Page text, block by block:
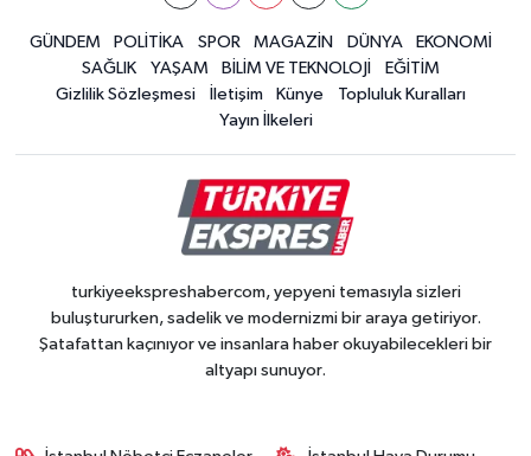
GÜNDEM POLİTİKA SPOR MAGAZİN DÜNYA
EKONOMİ
SAĞLIK
YAŞAM BİLİM VE TEKNOLOJİ
EĞİTİM
Gizlilik Sözleşmesi
İletişim Künye
Topluluk Kuralları
Yayın İlkeleri
turkiyeekspreshabercom, yepyeni temasıyla sizleri
buluştururken, sadelik ve modernizmi bir araya getiriyor.
Şatafattan kaçınıyor ve insanlara haber okuyabilecekleri bir
altyapı sunuyor.